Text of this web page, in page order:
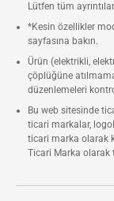
Lütfen tüm
*Kesin özellikler
sayfasına bakın.
Ürün (elektrikli,
çöplüğüne
düzenlemeleri
Bu web sitesinde
ticari markalar,
ticari marka olarak
Ticari Marka olarak